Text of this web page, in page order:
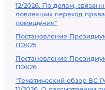
12/2026. По делам,
повлекших переход
помещения"
Постановление
ПЭК25
Постановление
ПЭК26
"Тематический обзор ВС